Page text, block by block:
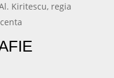
Kiritescu, regia